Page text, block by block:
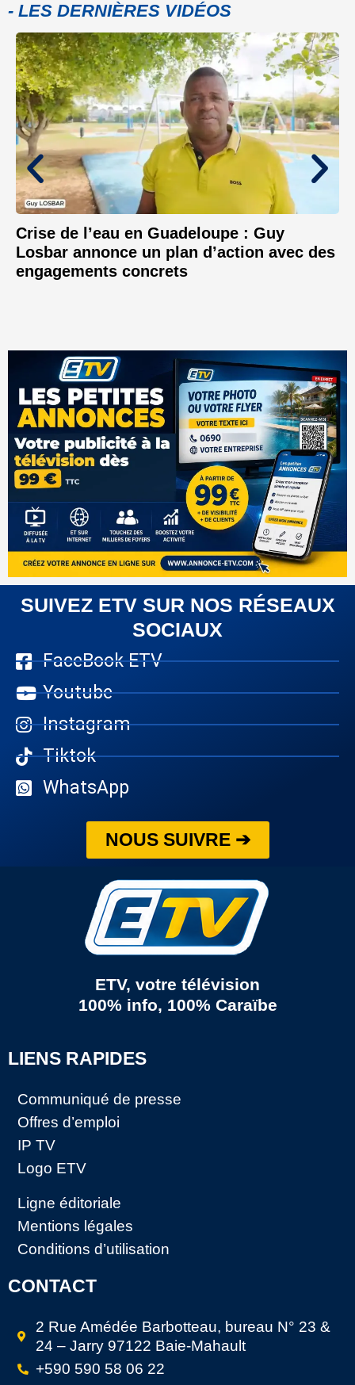
- LES DERNIÈRES VIDÉOS
Crise de l’eau en Guadeloupe : Guy
Losbar annonce un plan d’action avec des
engagements concrets
SUIVEZ ETV SUR NOS RÉSEAUX
SOCIAUX
FaceBook ETV
Youtube
Instagram
Tiktok
WhatsApp
NOUS SUIVRE ➔
ETV, votre télévision
100% info, 100% Caraïbe
LIENS RAPIDES
Communiqué de presse
Offres d’emploi
IP TV
Logo ETV
Ligne éditoriale
Mentions légales
Conditions d’utilisation
CONTACT
2 Rue Amédée Barbotteau, bureau N° 23 &
24 – Jarry 97122 Baie-Mahault
+590 590 58 06 22